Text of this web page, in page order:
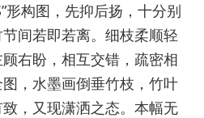
形构图，先抑后扬，十分别
间若即若离。细枝柔顺轻
右盼，相互交错，疏密相
，水墨画倒垂竹枝，竹叶
，又现潇洒之态。本幅无